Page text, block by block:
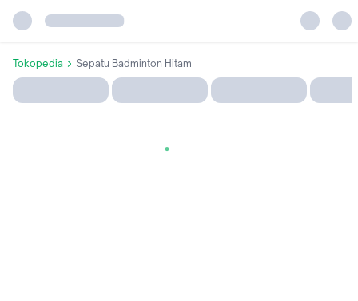
Tokopedia Sepatu Badminton Hitam